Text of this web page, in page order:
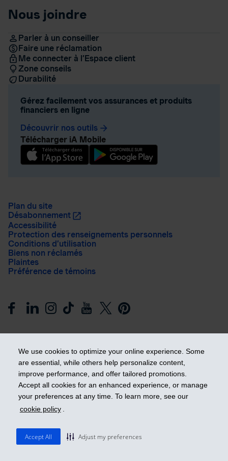
We use cookies to optimize your online experience. Some
are essential, while others help personalize content,
improve performance, and offer tailored promotions.
Accept all cookies for an enhanced experience, or manage
your preferences at any time. To learn more, see our
cookie policy .
Accept All Adjust my preferences
Nous joindre
Parler à un conseiller
Faire une réclamation
Me connecter à l’Espace client
Zone conseils
Durabilité
Gérez facilement vos assurances et produits
financiers en ligne
Découvrir nos outils arrow_forward
Télécharger iA Mobile
Plan du site
Désabonnement
Accessibilité
Protection des renseignements personnels
Conditions d’utilisation
Biens non réclamés
Plaintes
Préférence de témoins
Prendre les devants